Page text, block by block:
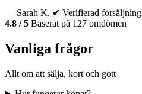
— Sarah K. ✔ Verifierad försäljning
4.8 / 5 Baserat på 127 omdömen
Vanliga frågor
Allt om att sälja, kort och gott